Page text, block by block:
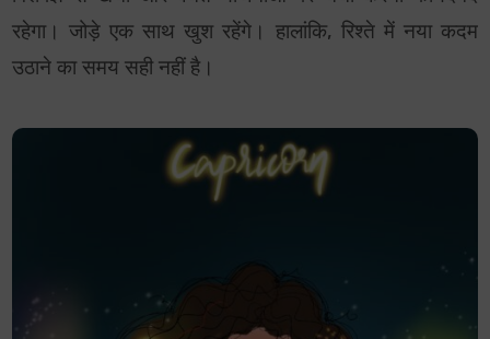
रहेगा। जोड़े एक साथ खुश रहेंगे। हालांकि, रिश्ते में नया कदम
उठाने का समय सही नहीं है।